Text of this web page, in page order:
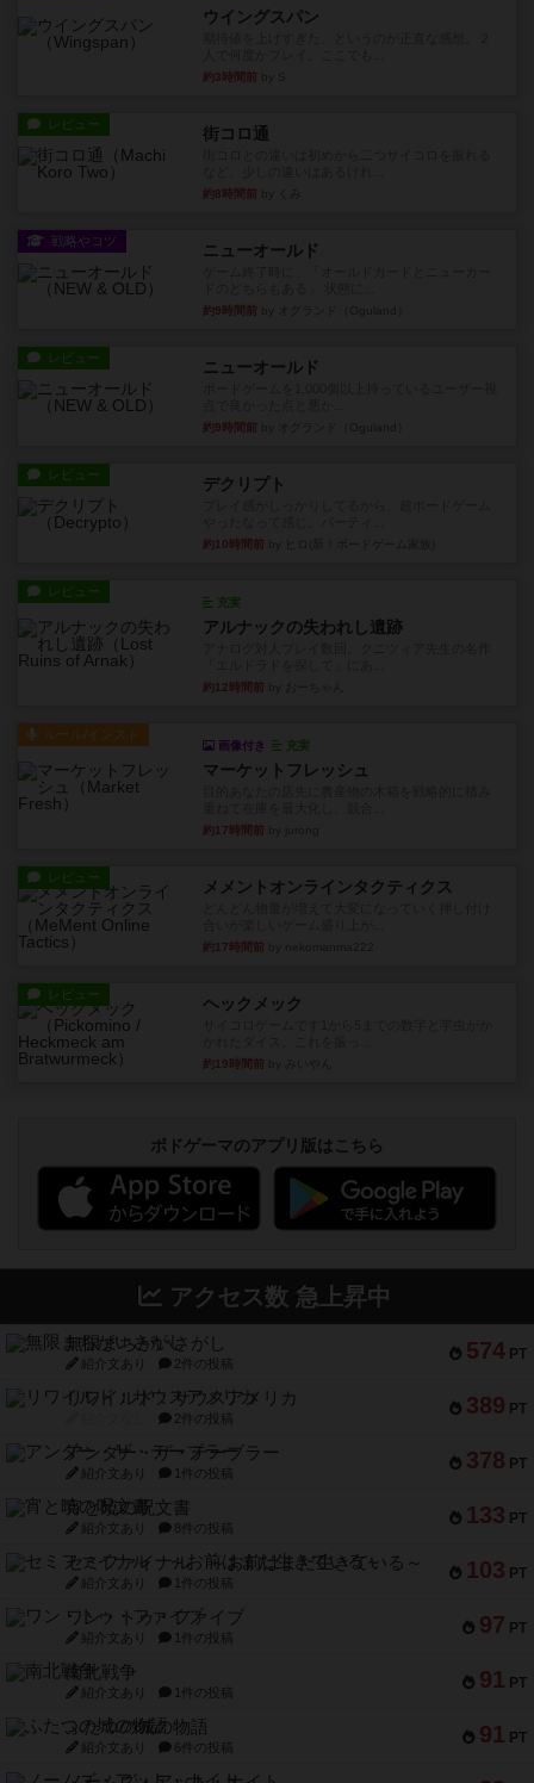
ウイングスパン
約3時間前
レビュー 街コロ通
約8時間前
戦略やコツ ニューオールド
約9時間前
レビュー ニューオールド
約9時間前
レビュー デクリプト
約10時間前
レビュー
充実
アルナックの失われし遺跡
約12時間前
ルール/インスト
画像付き 充実
マーケットフレッシュ
約17時間前
レビュー メメントオンラインタクティクス
約17時間前
レビュー ヘックメック
約19時間前
ボドゲーマのアプリ版はこちら
アクセス数 急上昇中
574 PT
無限まちがいさがし
紹介文あり 2件の投稿
389 PT
リワイルド：サウスアメリカ
2件の投稿
378 PT
アンダー・ザ・テーブラー
紹介文あり 1件の投稿
133 PT
宵と暁の呪文書
紹介文あり 8件の投稿
103 PT
セミファイナル ～お前はまだ生きている～
紹介文あり 1件の投稿
97 PT
ワン・トゥ・ファイブ
紹介文あり 1件の投稿
91 PT
南北戦争
紹介文あり 1件の投稿
91 PT
ふたつの城の物語
紹介文あり 6件の投稿